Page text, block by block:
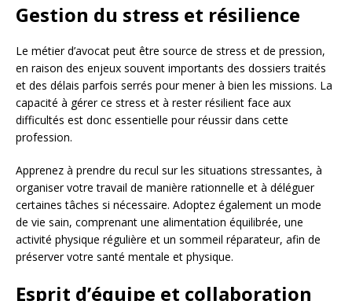
Gestion du stress et résilience
Le métier d’avocat peut être source de stress et de pression,
en raison des enjeux souvent importants des dossiers traités
et des délais parfois serrés pour mener à bien les missions. La
capacité à gérer ce stress et à rester résilient face aux
difficultés est donc essentielle pour réussir dans cette
profession.
Apprenez à prendre du recul sur les situations stressantes, à
organiser votre travail de manière rationnelle et à déléguer
certaines tâches si nécessaire. Adoptez également un mode
de vie sain, comprenant une alimentation équilibrée, une
activité physique régulière et un sommeil réparateur, afin de
préserver votre santé mentale et physique.
Esprit d’équipe et collaboration